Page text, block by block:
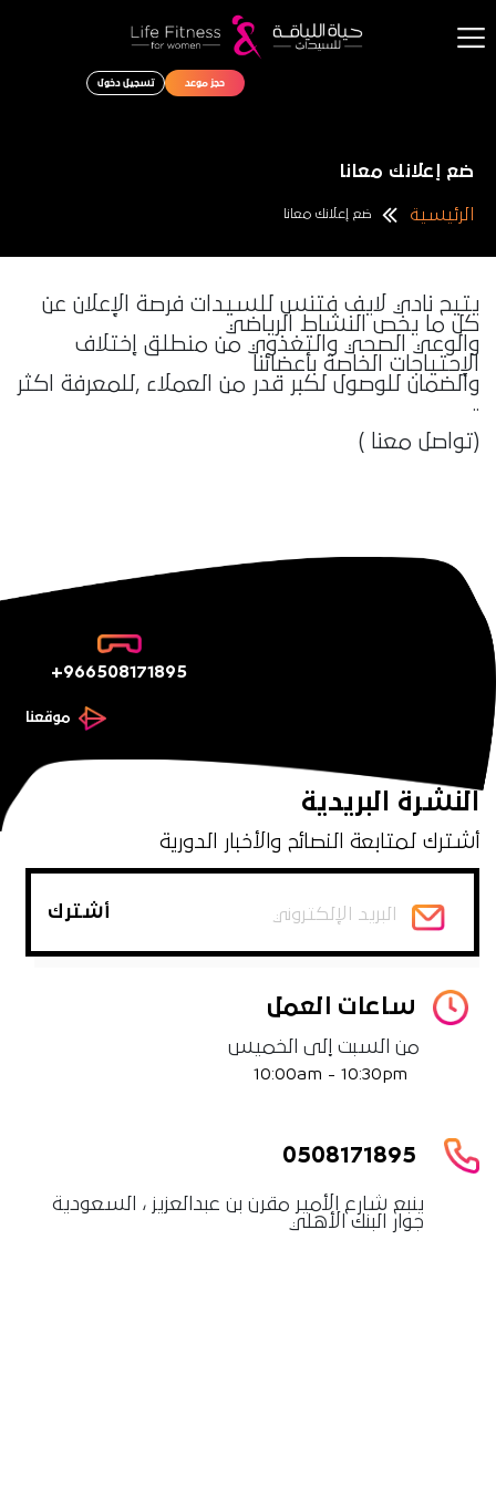
حجز موعد تسجيل دخول
الباقات
نبذه عنا
ضع إعلانك معانا
الرئيسية ضع إعلانك معانا
يتيح نادي لايف فتنس للسيدات فرصة الإعلان عن
كل ما يخص النشاط الرياضي
والوعي الصحي والتغذوي من منطلق إختلاف
الإحتياجات الخاصة بأعضائنا
والضمان للوصول لكبر قدر من العملاء ,للمعرفة اكثر
..
(تواصل معنا )
+966508171895
موقعنا
النشرة البريدية
أشترك لمتابعة النصائح والأخبار الدورية
ساعات العمل
10:00am - 10:30pm
من السبت إلى الخميس
0508171895
ينبع شارع الأمير مقرن بن عبدالعزيز ، السعودية
جوار البنك الأهلي